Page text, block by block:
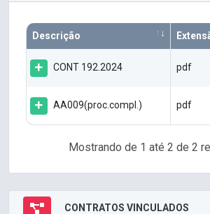
Descrição
CONT 192.2024 pdf
AA009(proc.compl.) pdf
Mostrando de 1 até 2 de 2
CONTRATOS VINCULADOS